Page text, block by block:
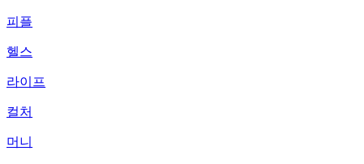
피플
헬스
라이프
컬처
머니